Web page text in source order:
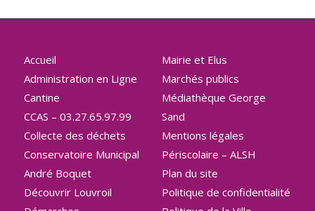
Accueil
Administration en Ligne
Cantine
CCAS – 03.27.65.97.99
Collecte des déchets
Conservatoire Municipal
André Boquet
Découvrir Louvroil
Mairie et Elus
Marchés publics
Médiathèque George
Sand
Mentions légales
Périscolaire – ALSH
Plan du site
Politique de confidentialité